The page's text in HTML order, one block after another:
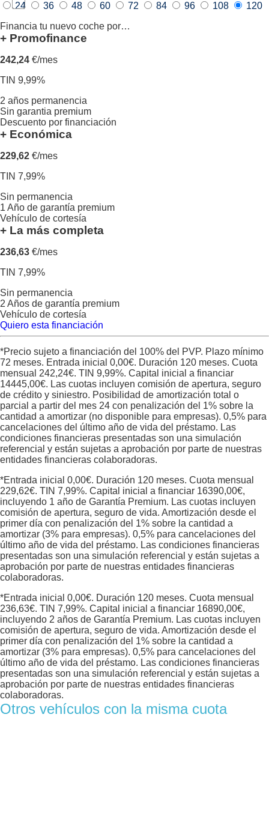
24 36 48 60 72 84 96 108
120
Financia tu nuevo coche por…
+ Promofinance
242,24 €/mes
TIN 9,99%
2 años permanencia
Sin garantia premium
Descuento por financiación
+ Económica
229,62 €/mes
TIN 7,99%
Sin permanencia
1 Año de garantía premium
Vehículo de cortesía
+ La más completa
236,63 €/mes
TIN 7,99%
Sin permanencia
2 Años de garantía premium
Vehículo de cortesía
Quiero esta financiación
*Precio sujeto a financiación del 100% del PVP. Plazo mínimo
72 meses. Entrada inicial 0,00€. Duración 120 meses. Cuota
mensual 242,24€. TIN 9,99%. Capital inicial a financiar
14445,00€. Las cuotas incluyen comisión de apertura, seguro
de crédito y siniestro. Posibilidad de amortización total o
parcial a partir del mes 24 con penalización del 1% sobre la
cantidad a amortizar (no disponible para empresas). 0,5% para
cancelaciones del último año de vida del préstamo. Las
condiciones financieras presentadas son una simulación
referencial y están sujetas a aprobación por parte de nuestras
entidades financieras colaboradoras.
*Entrada inicial 0,00€. Duración 120 meses. Cuota mensual
229,62€. TIN 7,99%. Capital inicial a financiar 16390,00€,
incluyendo 1 año de Garantía Premium. Las cuotas incluyen
comisión de apertura, seguro de vida. Amortización desde el
primer día con penalización del 1% sobre la cantidad a
amortizar (3% para empresas). 0,5% para cancelaciones del
último año de vida del préstamo. Las condiciones financieras
presentadas son una simulación referencial y están sujetas a
aprobación por parte de nuestras entidades financieras
colaboradoras.
*Entrada inicial 0,00€. Duración 120 meses. Cuota mensual
236,63€. TIN 7,99%. Capital inicial a financiar 16890,00€,
incluyendo 2 años de Garantía Premium. Las cuotas incluyen
comisión de apertura, seguro de vida. Amortización desde el
primer día con penalización del 1% sobre la cantidad a
amortizar (3% para empresas). 0,5% para cancelaciones del
último año de vida del préstamo. Las condiciones financieras
presentadas son una simulación referencial y están sujetas a
aprobación por parte de nuestras entidades financieras
colaboradoras.
Otros vehículos con la misma cuota